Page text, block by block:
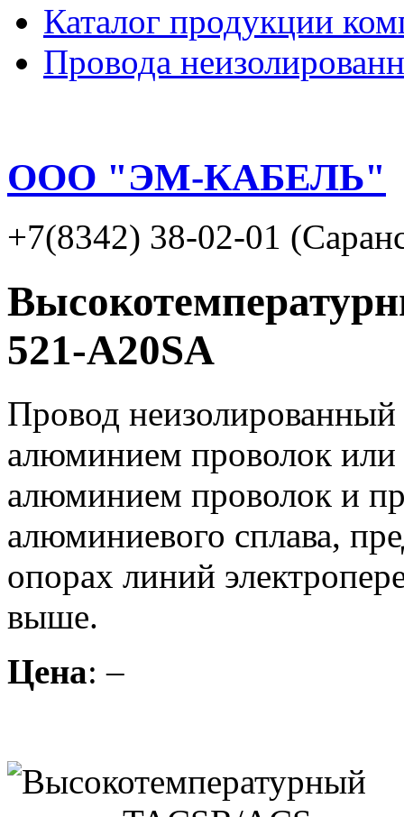
Каталог продукции
Провода
ООО "ЭМ-КАБЕЛЬ"
+7(8342) 38-02-01
521-А20SA
Провод
алюминием проволок или
алюминием проволок и
алюминиевого сплава,
опорах линий
выше.
Цена: –